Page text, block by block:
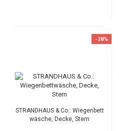
-28%
STRANDHAUS & Co.: Wiegenbett
wäsche, Decke, Stern